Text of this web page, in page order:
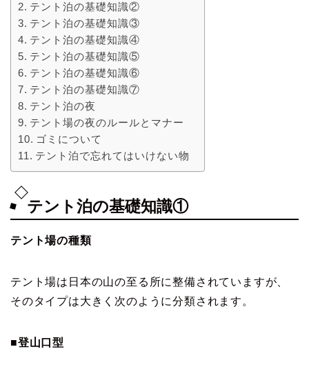
テント泊の基礎知識②
テント泊の基礎知識③
テント泊の基礎知識④
テント泊の基礎知識⑤
テント泊の基礎知識⑥
テント泊の基礎知識⑦
テント泊の夜
テント場の夜のルールとマナー
ゴミについて
テント泊で忘れてはいけない物
テント泊の基礎知識①
テント場の種類
テント場は日本の山の至る所に整備されていますが、
そのタイプは大きく次のように分類されます。
■登山口型